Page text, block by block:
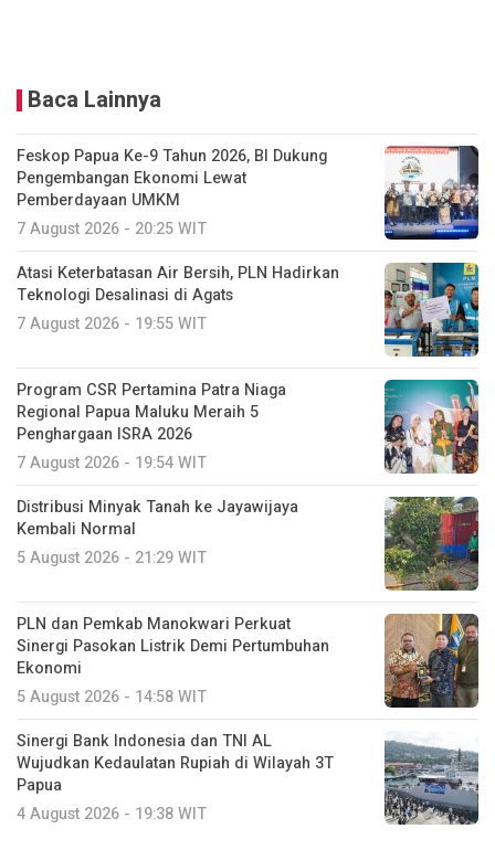
Baca Lainnya
Feskop Papua Ke-9 Tahun 2026, BI Dukung
Pengembangan Ekonomi Lewat
Pemberdayaan UMKM
7 August 2026 - 20:25 WIT
Atasi Keterbatasan Air Bersih, PLN Hadirkan
Teknologi Desalinasi di Agats
7 August 2026 - 19:55 WIT
Program CSR Pertamina Patra Niaga
Regional Papua Maluku Meraih 5
Penghargaan ISRA 2026
7 August 2026 - 19:54 WIT
Distribusi Minyak Tanah ke Jayawijaya
Kembali Normal
5 August 2026 - 21:29 WIT
PLN dan Pemkab Manokwari Perkuat
Sinergi Pasokan Listrik Demi Pertumbuhan
Ekonomi
5 August 2026 - 14:58 WIT
Sinergi Bank Indonesia dan TNI AL
Wujudkan Kedaulatan Rupiah di Wilayah 3T
Papua
4 August 2026 - 19:38 WIT